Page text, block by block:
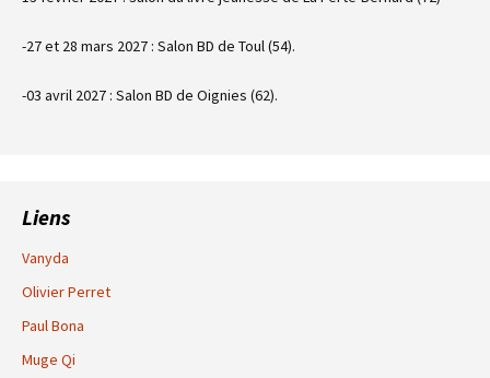
-27 et 28 mars 2027 : Salon BD de Toul (54).
-03 avril 2027 : Salon BD de Oignies (62).
Liens
Vanyda
Olivier Perret
Paul Bona
Muge Qi